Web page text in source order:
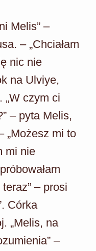
Melis” –
– „Chciałam
nic nie
na Ulviye,
„W czym ci
– pyta Melis,
„Możesz mi to
mi nie
– prosi
Córka
„Melis, na
–